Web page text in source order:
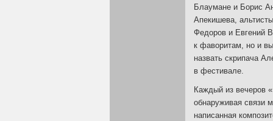
Блаумане и Борис
Апекишева,
Федоров и Евгений
к фаворитам, но и
назвать скрипача
в фестивале.
Каждый из вечеров
обнаруживая связи
написанная